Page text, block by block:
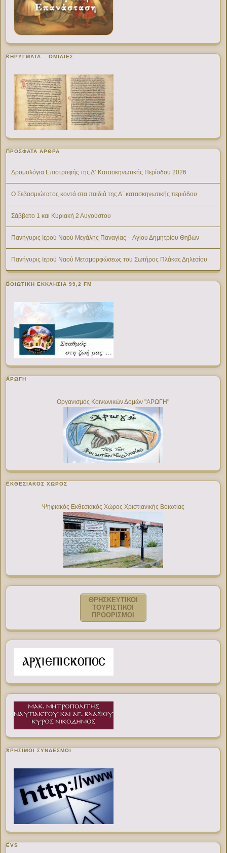
ΚΗΡΥΓΜΑΤΑ – ΟΜΙΛΙΕΣ
ΠΡΌΣΦΑΤΑ ΆΡΘΡΑ
Δρομολόγια Επιστροφής της Δ’ Κατασκηνωτικής Περίοδου 2026
Ο Σεβασμιώτατος κοντά στα παιδιά της Δ΄ κατασκηνωτικής περιόδου
Σάββατο 1 και Κυριακή 2 Αυγούστου
Πανήγυρις Ιερού Ναού Μεγάλης Παναγίας – Αγίου Δημητρίου Θηβών
Πανήγυρις Ιερού Ναού Μεταμορφώσεως του Σωτήρος Πλάκας Δηλεσίου
ΒΟΙΩΤΙΚΉ ΕΚΚΛΗΣΊΑ 99,2 FM
ΑΡΩΓΗ
Οργανισμός Κοινωνικών Δομών "ΑΡΩΓΗ"
ΕΚΘΕΣΙΑΚΌΣ ΧΏΡΟΣ
Ψηφιακός Εκθεσιακός Χώρος Χριστιανικής Βοιωτίας
ΘΡΗΣΚΕΥΤΙΚΟΙ
ΤΟΥΡΙΣΤΙΚΟΙ
ΠΡΟΟΡΙΣΜΟΙ
ΧΡΉΣΙΜΟΙ ΣΎΝΔΕΣΜΟΙ
EVS